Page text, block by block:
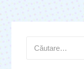
după: